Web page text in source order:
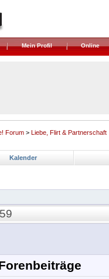
Mein Profil Online
Forum > Liebe, Flirt & Partnerschaft
Kalender